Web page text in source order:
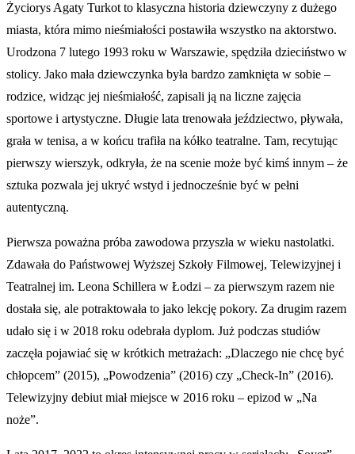
Życiorys Agaty Turkot to klasyczna historia dziewczyny z dużego
miasta, która mimo nieśmiałości postawiła wszystko na aktorstwo.
Urodzona 7 lutego 1993 roku w Warszawie, spędziła dzieciństwo w
stolicy. Jako mała dziewczynka była bardzo zamknięta w sobie –
rodzice, widząc jej nieśmiałość, zapisali ją na liczne zajęcia
sportowe i artystyczne. Długie lata trenowała jeździectwo, pływała,
grała w tenisa, a w końcu trafiła na kółko teatralne. Tam, recytując
pierwszy wierszyk, odkryła, że na scenie może być kimś innym – że
sztuka pozwala jej ukryć wstyd i jednocześnie być w pełni
autentyczną.
Pierwsza poważna próba zawodowa przyszła w wieku nastolatki.
Zdawała do Państwowej Wyższej Szkoły Filmowej, Telewizyjnej i
Teatralnej im. Leona Schillera w Łodzi – za pierwszym razem nie
dostała się, ale potraktowała to jako lekcję pokory. Za drugim razem
udało się i w 2018 roku odebrała dyplom. Już podczas studiów
zaczęła pojawiać się w krótkich metrażach: „Dlaczego nie chcę być
chłopcem” (2015), „Powodzenia” (2016) czy „Check-In” (2016).
Telewizyjny debiut miał miejsce w 2016 roku – epizod w „Na
noże”.